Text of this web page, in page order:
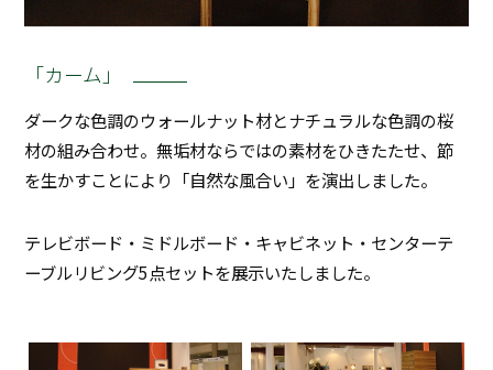
「カーム」
ダークな色調のウォールナット材とナチュラルな色調の桜
材の組み合わせ。無垢材ならではの素材をひきたたせ、節
を生かすことにより「自然な風合い」を演出しました。
テレビボード・ミドルボード・キャビネット・センターテ
ーブルリビング5点セットを展示いたしました。